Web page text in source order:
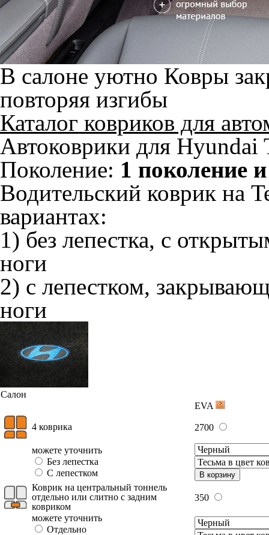
В салоне уютно Ковры
повторяя изгибы
Каталог ковриков для
Автоковрики для Hyundai
Поколение: 1 поколение
Водительский коврик на
вариантах:
1) без лепестка, с
ноги
2) с лепестком,
ноги
Салон
EVA
4 коврика 2700
можете уточнить
Без лепестка
С лепестком
В корзину
Коврик на центральный тоннель
отдельно или слитно с задним
ковриком
350
можете уточнить
Отдельно